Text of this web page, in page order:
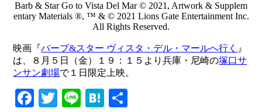
Barb & Star Go to Vista Del Mar © 2021, Artwork & Supplem
entary Materials ®, ™ & © 2021 Lions Gate Entertainment Inc.
All Rights Reserved.
映画『バーブ&スター ヴィスタ・デル・マールへ行く 』
は、８月５日（金）１９：１５より兵庫・尼崎の塚口サ
ンサン劇場で１日限定上映。
Facebook
TwitterLineHatena